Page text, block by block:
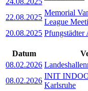
22.08.2025
Memorial
League
20.08.2025 Pfungstädter
Datum
08.02.2026
08.02.2026
INIT
Karlsruhe